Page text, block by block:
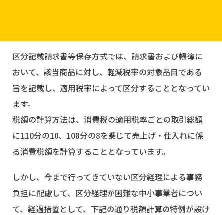
区分記載請求書等保存方式では、請求書および帳簿に
おいて、該当商品に対し、軽減税率の対象品目である
旨を記載し、適用税率によって区分することとなってい
ます。
税額の計算方法は、消費税の適用税率ごとの取引総額
に110分の10、108分の8を乗じて売上げ・仕入れに係
る消費税額を計算することとなっています。
しかし、今まで行ってきていない区分経理による事務
負担に配慮して、区分経理が困難な中小事業者につい
て、経過措置として、下記の通り税額計算の特例が設け